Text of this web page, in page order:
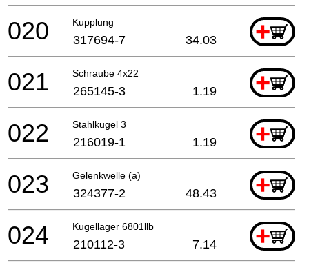
Kupplung +
020 317694-7 34.03
Schraube 4x22 +
021 265145-3 1.19
Stahlkugel 3 +
022 216019-1 1.19
Gelenkwelle (a) +
023 324377-2 48.43
Kugellager 6801llb +
024 210112-3 7.14